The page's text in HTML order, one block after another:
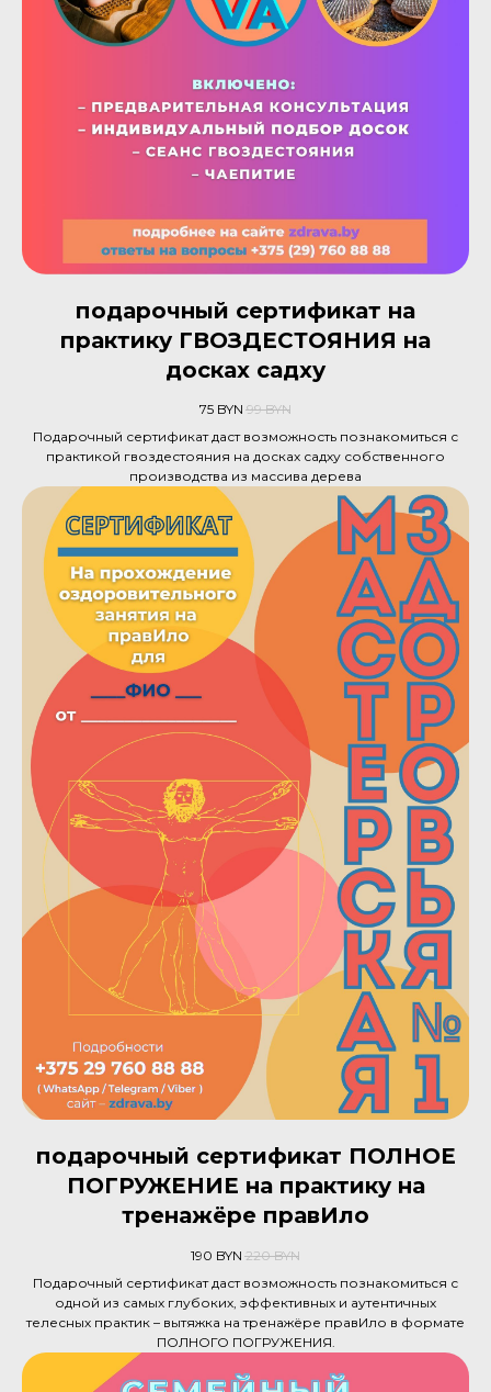
подарочный сертификат на
практику ГВОЗДЕСТОЯНИЯ на
досках садху
75 BYN 99 BYN
Подарочный сертификат даст возможность познакомиться с
практикой гвоздестояния на досках садху собственного
производства из массива дерева
подарочный сертификат ПОЛНОЕ
ПОГРУЖЕНИЕ на практику на
тренажёре правИло
190 BYN 220 BYN
Подарочный сертификат даст возможность познакомиться с
одной из самых глубоких, эффективных и аутентичных
телесных практик – вытяжка на тренажёре правИло в формате
ПОЛНОГО ПОГРУЖЕНИЯ.